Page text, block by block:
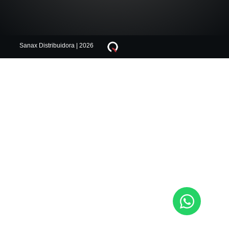
Sanax Distribuidora | 2026